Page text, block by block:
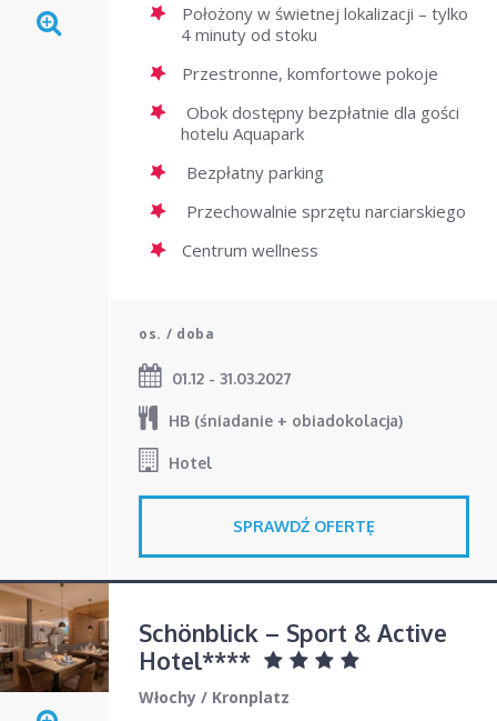
Położony w świetnej lokalizacji – tylko
4 minuty od stoku
Przestronne, komfortowe pokoje
Obok dostępny bezpłatnie dla gości
hotelu Aquapark
Bezpłatny parking
Przechowalnie sprzętu narciarskiego
Centrum wellness
os. / doba
01.12 - 31.03.2027
HB (śniadanie + obiadokolacja)
Hotel
SPRAWDŹ OFERTĘ
Schönblick – Sport & Active
Hotel****
Włochy / Kronplatz